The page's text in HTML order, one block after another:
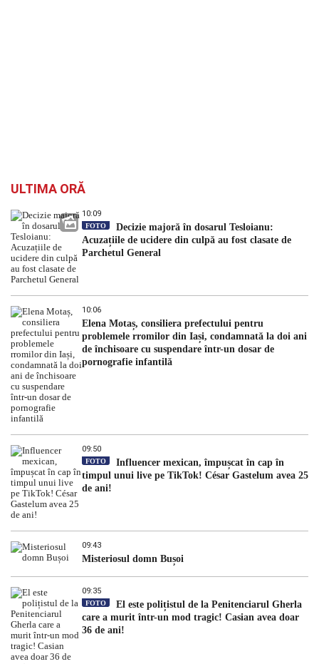
ULTIMA ORĂ
10:09
FOTO
Decizie majoră în dosarul Tesloianu:
Acuzațiile de ucidere din culpă au fost clasate de
Parchetul General
10:06
Elena Motaș, consiliera prefectului pentru
problemele rromilor din Iași, condamnată la doi ani
de închisoare cu suspendare într-un dosar de
pornografie infantilă
09:50
FOTO
Influencer mexican, împușcat în cap în
timpul unui live pe TikTok! César Gastelum avea 25
de ani!
09:43
Misteriosul domn Bușoi
09:35
FOTO
El este polițistul de la Penitenciarul Gherla
care a murit într-un mod tragic! Casian avea doar
36 de ani!